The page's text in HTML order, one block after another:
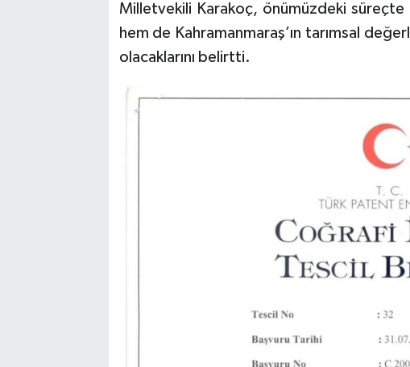
Milletvekili Karakoç, önümüzdeki süreçte
hem de Kahramanmaraş’ın tarımsal
olacaklarını belirtti.